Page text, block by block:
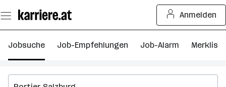
Seiteninhalt
springen
Anmelden
Jobsuche Job-Empfehlungen Job-Alarm Merkliste